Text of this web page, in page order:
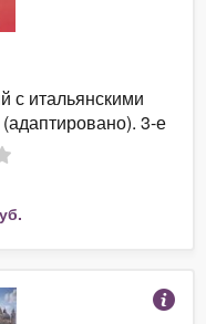
с итальянскими
3-е
gli scrittori italiani"